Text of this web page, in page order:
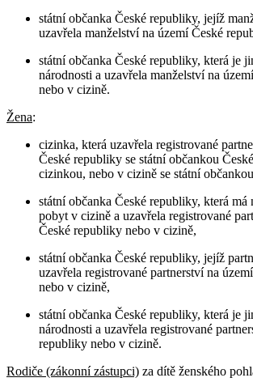
státní občanka České republiky, jejíž
uzavřela manželství na území České
státní občanka České republiky, která je
národnosti a uzavřela manželství na
nebo v cizině.
Žena:
cizinka, která uzavřela registrované
České republiky se státní občankou
cizinkou, nebo v cizině se státní
státní občanka České republiky, která
pobyt v cizině a uzavřela registrované
České republiky nebo v cizině,
státní občanka České republiky, jejíž
uzavřela registrované partnerství na
nebo v cizině,
státní občanka České republiky, která je
národnosti a uzavřela registrované
republiky nebo v cizině.
Rodiče (zákonní zástupci) za dítě ženského